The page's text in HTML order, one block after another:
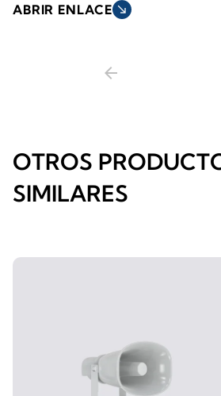
ABRIR ENLACE south_east
arrow_back
OTROS
SIMILARES